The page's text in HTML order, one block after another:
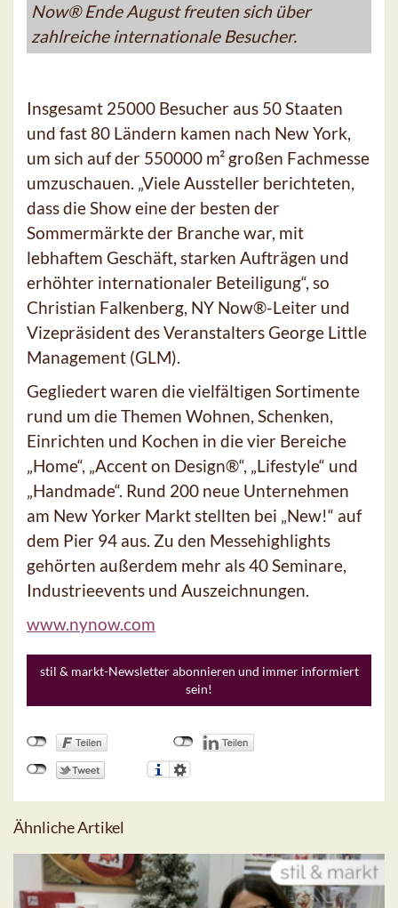
Now® Ende August freuten sich über
zahlreiche internationale Besucher.
Insgesamt 25000 Besucher aus 50 Staaten
und fast 80 Ländern kamen nach New York,
um sich auf der 550000 m² großen Fachmesse
umzuschauen. „Viele Aussteller berichteten,
dass die Show eine der besten der
Sommermärkte der Branche war, mit
lebhaftem Geschäft, starken Aufträgen und
erhöhter internationaler Beteiligung“, so
Christian Falkenberg, NY Now®-Leiter und
Vizepräsident des Veranstalters George Little
Management (GLM).
Gegliedert waren die vielfältigen Sortimente
rund um die Themen Wohnen, Schenken,
Einrichten und Kochen in die vier Bereiche
„Home“, „Accent on Design®“, „Lifestyle“ und
„Handmade“. Rund 200 neue Unternehmen
am New Yorker Markt stellten bei „New!“ auf
dem Pier 94 aus. Zu den Messehighlights
gehörten außerdem mehr als 40 Seminare,
Industrieevents und Auszeichnungen.
www.nynow.com
stil & markt-Newsletter abonnieren und immer informiert
sein!
Ähnliche Artikel